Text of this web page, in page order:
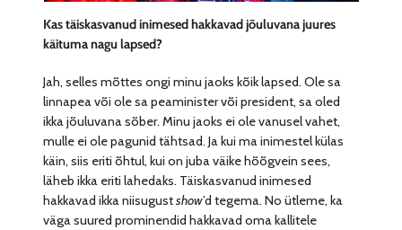
Kas täiskasvanud inimesed hakkavad jõuluvana juures
käituma nagu lapsed?
Jah, selles mõttes ongi minu jaoks kõik lapsed. Ole sa
linnapea või ole sa peaminister või president, sa oled
ikka jõuluvana sõber. Minu jaoks ei ole vanusel vahet,
mulle ei ole pagunid tähtsad. Ja kui ma inimestel külas
käin, siis eriti õhtul, kui on juba väike hõõgvein sees,
läheb ikka eriti lahedaks. Täiskasvanud inimesed
hakkavad ikka niisugustshow’d tegema. No ütleme, ka
väga suured prominendid hakkavad oma kallitele